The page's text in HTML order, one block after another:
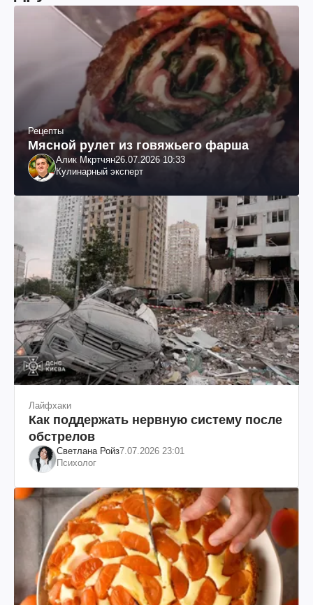
Рецепты
Мясной рулет из говяжьего фарша
Алик Мкртчян26.07.2026 10:33
Кулинарный эксперт
Лайфхаки
Как поддержать нервную систему после
обстрелов
Светлана Ройз7.07.2026 23:01
Психолог